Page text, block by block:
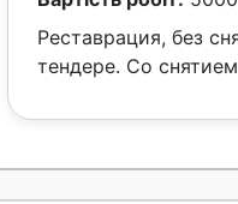
Реставрация, без
тендере. Со